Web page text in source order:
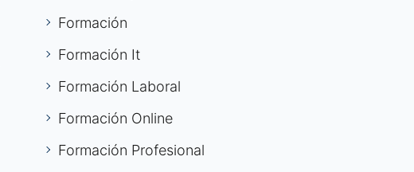
Formación
Formación It
Formación Laboral
Formación Online
Formación Profesional